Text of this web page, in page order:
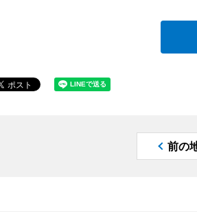
前の